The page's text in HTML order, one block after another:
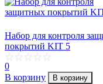
Набор для контроля
покрытий KIT 5
0
В корзину
В корзину